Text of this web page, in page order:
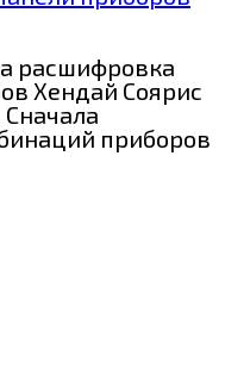
расшифровка
Хендай Соярис
приборов